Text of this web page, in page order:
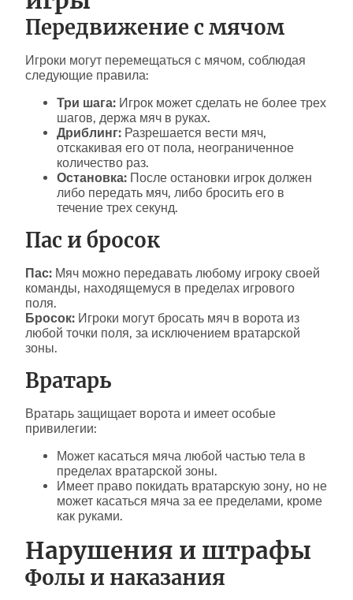
Передвижение с мячом
Игроки могут перемещаться с мячом, соблюдая
следующие правила:
Три шага: Игрок может сделать не более трех
шагов, держа мяч в руках.
Дриблинг: Разрешается вести мяч,
отскакивая его от пола, неограниченное
количество раз.
Остановка: После остановки игрок должен
либо передать мяч, либо бросить его в
течение трех секунд.
Пас и бросок
Пас: Мяч можно передавать любому игроку своей
команды, находящемуся в пределах игрового
поля.
Бросок: Игроки могут бросать мяч в ворота из
любой точки поля, за исключением вратарской
зоны.
Вратарь
Вратарь защищает ворота и имеет особые
привилегии:
Может касаться мяча любой частью тела в
пределах вратарской зоны.
Имеет право покидать вратарскую зону, но не
может касаться мяча за ее пределами, кроме
как руками.
Нарушения и штрафы
Фолы и наказания